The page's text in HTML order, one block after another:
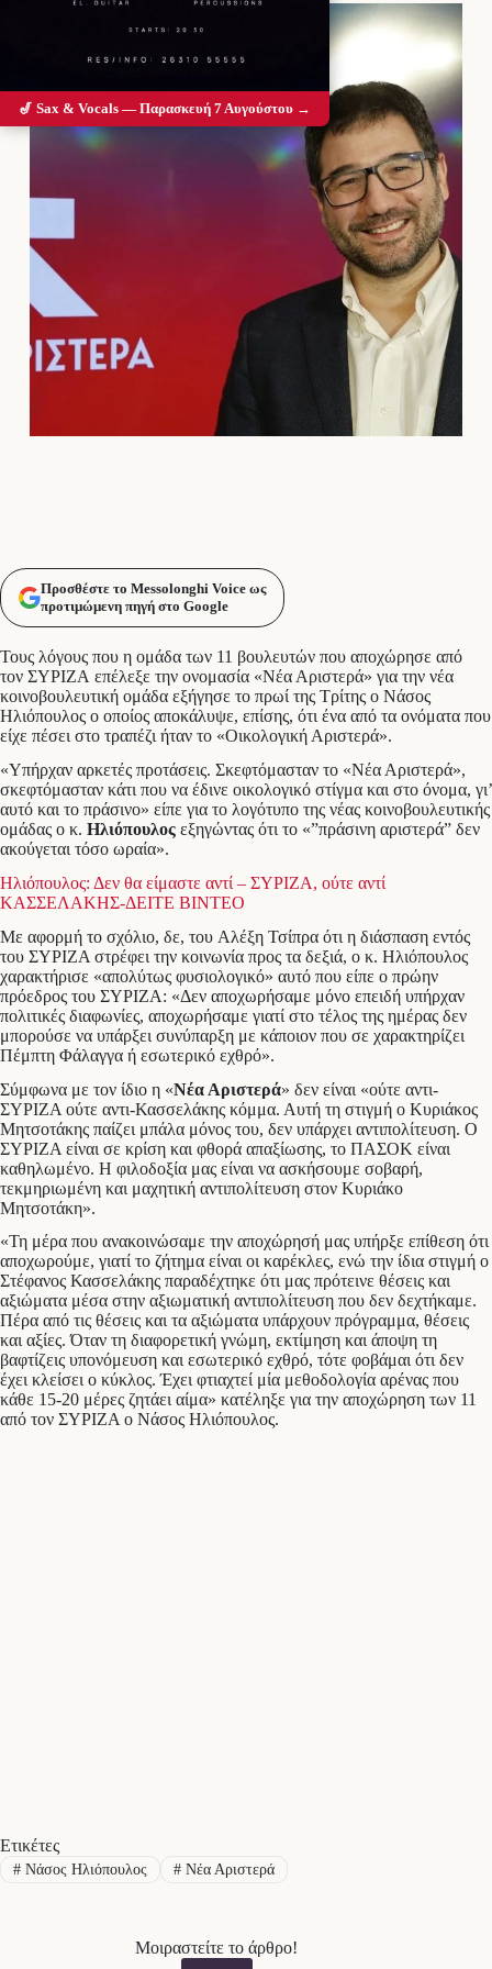
Προσθέστε το Messolonghi Voice ως
προτιμώμενη πηγή στο Google
Τους λόγους που η ομάδα των 11 βουλευτών που αποχώρησε από
τον ΣΥΡΙΖΑ επέλεξε την ονομασία «Νέα Αριστερά» για την νέα
κοινοβουλευτική ομάδα εξήγησε το πρωί της Τρίτης ο Νάσος
Ηλιόπουλος ο οποίος αποκάλυψε, επίσης, ότι ένα από τα ονόματα που
είχε πέσει στο τραπέζι ήταν το «Οικολογική Αριστερά».
«Υπήρχαν αρκετές προτάσεις. Σκεφτόμασταν το «Νέα Αριστερά»,
σκεφτόμασταν κάτι που να έδινε οικολογικό στίγμα και στο όνομα, γι’
αυτό και το πράσινο» είπε για το λογότυπο της νέας κοινοβουλευτικής
ομάδας ο κ. Ηλιόπουλος εξηγώντας ότι το «”πράσινη αριστερά” δεν
ακούγεται τόσο ωραία».
Ηλιόπουλος: Δεν θα είμαστε αντί – ΣΥΡΙΖΑ, ούτε αντί
ΚΑΣΣΕΛΑΚΗΣ-ΔΕΙΤΕ ΒΙΝΤΕΟ
Με αφορμή το σχόλιο, δε, του Αλέξη Τσίπρα ότι η διάσπαση εντός
του ΣΥΡΙΖΑ στρέφει την κοινωνία προς τα δεξιά, ο κ. Ηλιόπουλος
χαρακτήρισε «απολύτως φυσιολογικό» αυτό που είπε ο πρώην
πρόεδρος του ΣΥΡΙΖΑ: «Δεν αποχωρήσαμε μόνο επειδή υπήρχαν
πολιτικές διαφωνίες, αποχωρήσαμε γιατί στο τέλος της ημέρας δεν
μπορούσε να υπάρξει συνύπαρξη με κάποιον που σε χαρακτηρίζει
Πέμπτη Φάλαγγα ή εσωτερικό εχθρό».
Σύμφωνα με τον ίδιο η «Νέα Αριστερά» δεν είναι «ούτε αντι-
ΣΥΡΙΖΑ ούτε αντι-Κασσελάκης κόμμα. Αυτή τη στιγμή ο Κυριάκος
Μητσοτάκης παίζει μπάλα μόνος του, δεν υπάρχει αντιπολίτευση. Ο
ΣΥΡΙΖΑ είναι σε κρίση και φθορά απαξίωσης, το ΠΑΣΟΚ είναι
καθηλωμένο. Η φιλοδοξία μας είναι να ασκήσουμε σοβαρή,
τεκμηριωμένη και μαχητική αντιπολίτευση στον Κυριάκο
Μητσοτάκη».
«Τη μέρα που ανακοινώσαμε την αποχώρησή μας υπήρξε επίθεση ότι
αποχωρούμε, γιατί το ζήτημα είναι οι καρέκλες, ενώ την ίδια στιγμή ο
Στέφανος Κασσελάκης παραδέχτηκε ότι μας πρότεινε θέσεις και
αξιώματα μέσα στην αξιωματική αντιπολίτευση που δεν δεχτήκαμε.
Πέρα από τις θέσεις και τα αξιώματα υπάρχουν πρόγραμμα, θέσεις
και αξίες. Όταν τη διαφορετική γνώμη, εκτίμηση και άποψη τη
βαφτίζεις υπονόμευση και εσωτερικό εχθρό, τότε φοβάμαι ότι δεν
έχει κλείσει ο κύκλος. Έχει φτιαχτεί μία μεθοδολογία αρένας που
κάθε 15-20 μέρες ζητάει αίμα» κατέληξε για την αποχώρηση των 11
από τον ΣΥΡΙΖΑ ο Νάσος Ηλιόπουλος.
Ετικέτες
#Νάσος Ηλιόπουλος #Νέα Αριστερά
Μοιραστείτε το άρθρο!
🎷 Sax & Vocals — Παρασκευή 7 Αυγούστου →